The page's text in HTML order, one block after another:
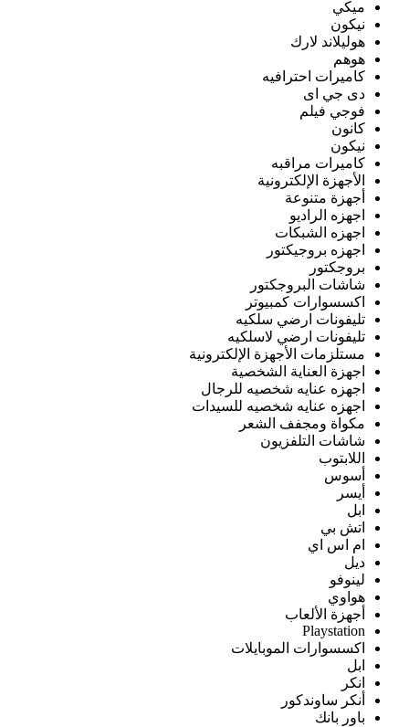
ميكي
نيكون
هوليلاند لارك
هوهم
كاميرات احترافيه
دى جي اى
فوجي فيلم
كانون
نيكون
كاميرات مراقبه
الأجهزة الإلكترونية
أجهزة متنوعة
اجهزه الراديو
اجهزه الشبكات
اجهزه بروجيكتور
بروجكتور
شاشات البروجكتور
اكسسوارات كمبيوتر
تليفونات ارضي سلكيه
تليفونات ارضي لاسلكيه
مستلزمات الأجهزة الإلكترونية
اجهزة العناية الشخصية
اجهزه عنايه شخصيه للرجال
اجهزه عنايه شخصيه للسيدات
مكواة ومجفف الشعر
شاشات التلفزيون
اللابتوب
أسوس
أيسر
ابل
اتش بي
ام اس اي
ديل
لينوفو
هواوي
أجهزة الألعاب
Playstation
اكسسوارات الموبايلات
ابل
انكر
أنكر ساوندكور
باور بانك